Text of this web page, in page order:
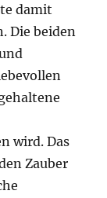
damit
Die beiden
wird. Das
Zauber